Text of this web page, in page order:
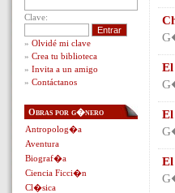
Clave:
» Olvidé mi clave
» Crea tu biblioteca
» Invita a un amigo
» Contáctanos
Obras por g�nero
Antropolog�a
Aventura
Biograf�a
Ciencia Ficci�n
Cl�sica